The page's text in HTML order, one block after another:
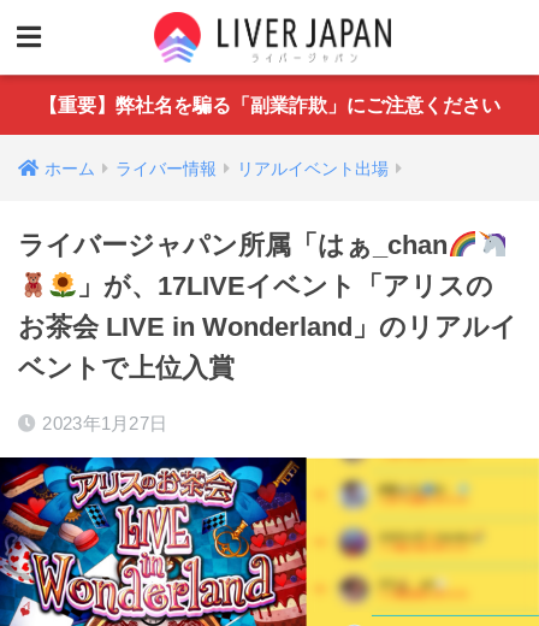
【重要】弊社名を騙る「副業詐欺」にご注意ください
ホーム ライバー情報 リアルイベント出場
ライバージャパン所属「はぁ_chan
」が、17LIVEイベント「アリスの
お茶会 LIVE in Wonderland」のリアルイ
ベントで上位入賞
2023年1月27日